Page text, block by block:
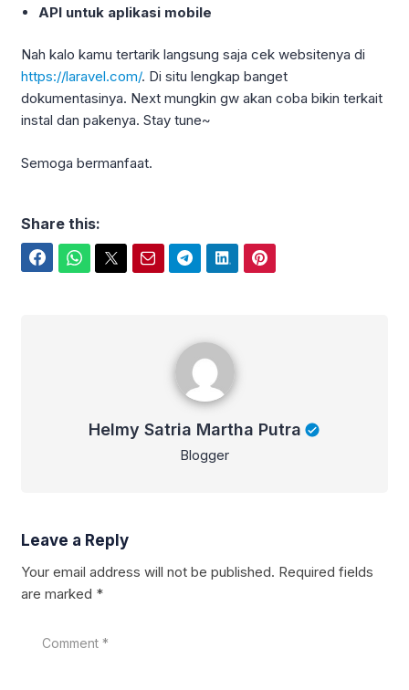
API untuk aplikasi mobile
Nah kalo kamu tertarik langsung saja cek websitenya di
https://laravel.com/. Di situ lengkap banget
dokumentasinya. Next mungkin gw akan coba bikin terkait
instal dan pakenya. Stay tune~
Semoga bermanfaat.
Share this:
Helmy Satria Martha Putra
Blogger
Leave a Reply
Your email address will not be published. Required fields
are marked *